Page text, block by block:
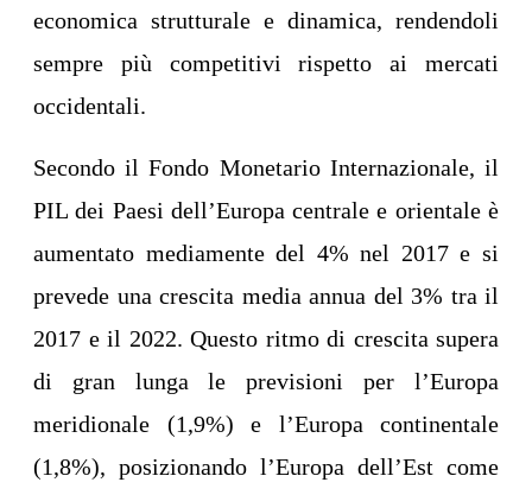
economica strutturale e dinamica, rendendoli
sempre più competitivi rispetto ai mercati
occidentali.
Secondo il Fondo Monetario Internazionale, il
PIL dei Paesi dell’Europa centrale e orientale è
aumentato mediamente del 4% nel 2017 e si
prevede una crescita media annua del 3% tra il
2017 e il 2022. Questo ritmo di crescita supera
di gran lunga le previsioni per l’Europa
meridionale (1,9%) e l’Europa continentale
(1,8%), posizionando l’Europa dell’Est come